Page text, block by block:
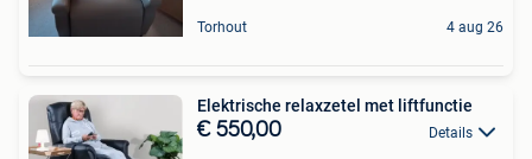
Torhout 4 aug 26
Elektrische relaxzetel met liftfunctie
€ 550,00 Details